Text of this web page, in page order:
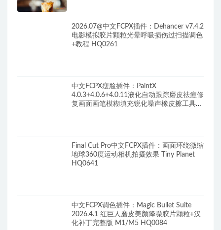
2026.07@中文FCPX插件：Dehancer v7.4.2
电影模拟胶片颗粒光晕呼吸损伤过扫描调色
+教程 HQ0261
中文FCPX瘦脸插件：PaintX
4.0.3+4.0.6+4.0.11液化自动跟踪磨皮祛痘修
复画面画笔模糊填充锐化噪声橡皮擦工具
Final Cut Pro中文FCPX插件：画面环绕微缩
地球360度运动相机拍摄效果 Tiny Planet
HQ0641
中文FCPX调色插件：Magic Bullet Suite
2026.4.1 红巨人磨皮美颜降噪胶片颗粒+汉
化补丁完整版 M1/M5 HQ0084